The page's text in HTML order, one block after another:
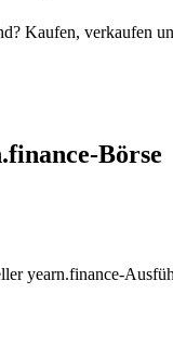
Kaufen,
Börse
yearn.finance-